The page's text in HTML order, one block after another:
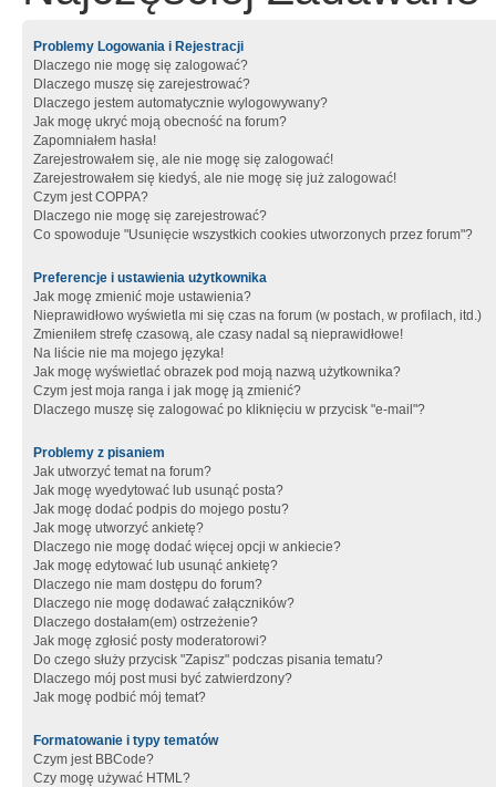
Problemy Logowania i Rejestracji
Dlaczego nie mogę się zalogować?
Dlaczego muszę się zarejestrować?
Dlaczego jestem automatycznie wylogowywany?
Jak mogę ukryć moją obecność na forum?
Zapomniałem hasła!
Zarejestrowałem się, ale nie mogę się zalogować!
Zarejestrowałem się kiedyś, ale nie mogę się już zalogować!
Czym jest COPPA?
Dlaczego nie mogę się zarejestrować?
Co spowoduje "Usunięcie wszystkich cookies utworzonych przez forum"?
Preferencje i ustawienia użytkownika
Jak mogę zmienić moje ustawienia?
Nieprawidłowo wyświetla mi się czas na forum (w postach, w profilach, itd.)
Zmieniłem strefę czasową, ale czasy nadal są nieprawidłowe!
Na liście nie ma mojego języka!
Jak mogę wyświetlać obrazek pod moją nazwą użytkownika?
Czym jest moja ranga i jak mogę ją zmienić?
Dlaczego muszę się zalogować po kliknięciu w przycisk "e-mail"?
Problemy z pisaniem
Jak utworzyć temat na forum?
Jak mogę wyedytować lub usunąć posta?
Jak mogę dodać podpis do mojego postu?
Jak mogę utworzyć ankietę?
Dlaczego nie mogę dodać więcej opcji w ankiecie?
Jak mogę edytować lub usunąć ankietę?
Dlaczego nie mam dostępu do forum?
Dlaczego nie mogę dodawać załączników?
Dlaczego dostałam(em) ostrzeżenie?
Jak mogę zgłosić posty moderatorowi?
Do czego służy przycisk "Zapisz" podczas pisania tematu?
Dlaczego mój post musi być zatwierdzony?
Jak mogę podbić mój temat?
Formatowanie i typy tematów
Czym jest BBCode?
Czy mogę używać HTML?